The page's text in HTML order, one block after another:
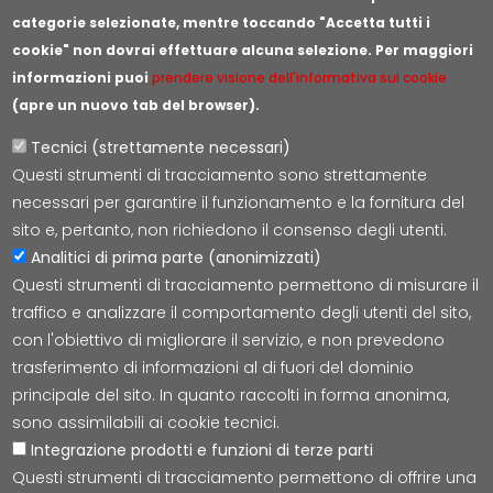
categorie selezionate, mentre toccando "Accetta tutti i
cookie" non dovrai effettuare alcuna selezione. Per maggiori
informazioni puoiprendere visione dell'informativa sui cookie
(apre un nuovo tab del browser).
Tecnici (strettamente necessari)
Questi strumenti di tracciamento sono strettamente
necessari per garantire il funzionamento e la fornitura del
sito e, pertanto, non richiedono il consenso degli utenti.
Analitici di prima parte (anonimizzati)
Questi strumenti di tracciamento permettono di misurare il
traffico e analizzare il comportamento degli utenti del sito,
con l'obiettivo di migliorare il servizio, e non prevedono
trasferimento di informazioni al di fuori del dominio
principale del sito. In quanto raccolti in forma anonima,
sono assimilabili ai cookie tecnici.
Integrazione prodotti e funzioni di terze parti
Questi strumenti di tracciamento permettono di offrire una
Lepida S.c.p.A.
Via della Liberazione 15, 40128 Bologna
PEC:
segreteria@pec.lepida.it
Capitale Sociale i.v. ad oggi € 69.881.000,00
P.IVA/CF 02770891204
Accessibilità Cookie Privacy Social Media Mappa